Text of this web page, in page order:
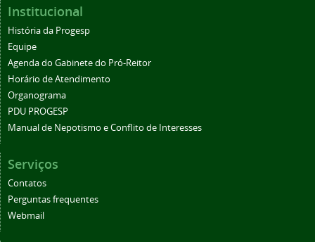
Institucional
História da Progesp
Equipe
Agenda do Gabinete do Pró-Reitor
Horário de Atendimento
Organograma
PDU PROGESP
Manual de Nepotismo e Conflito de Interesses
Serviços
Contatos
Perguntas frequentes
Webmail